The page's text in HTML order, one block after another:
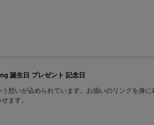
誕生日 プレゼント 記念日
いが込められています。お揃いのリングを身に
ます。